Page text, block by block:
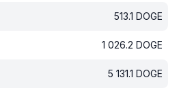
513.1 DOGE
1 026.2 DOGE
5 131.1 DOGE